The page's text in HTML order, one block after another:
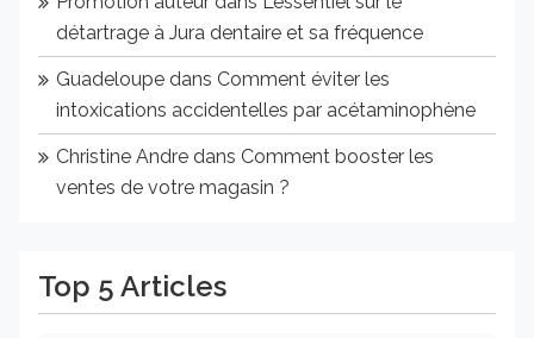
détartrage à Jura dentaire et sa fréquence
Guadeloupe dans Comment éviter les
intoxications accidentelles par acétaminophène
Christine Andre dans Comment booster les
ventes de votre magasin ?
Top 5 Articles